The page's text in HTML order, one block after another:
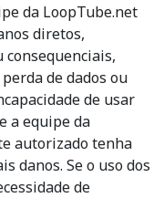
da LoopTube.net
diretos,
de dados ou
de usar
a equipe da
autorizado tenha
danos. Se o uso dos
de